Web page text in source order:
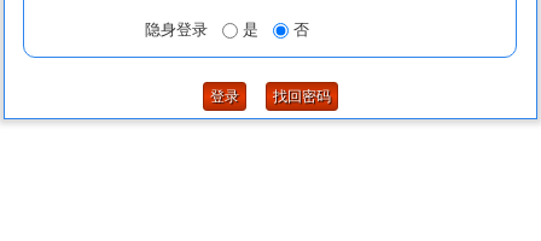
隐身登录 是 否